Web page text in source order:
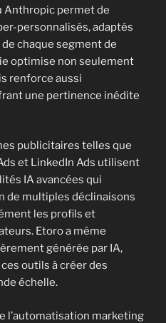
Anthropic permet de
personnalisés, adaptés
chaque segment de
optimise non seulement
renforce aussi
une pertinence inédite
publicitaires telles que
et LinkedIn Ads utilisent
IA avancées qui
de multiples déclinaisons
les profils et
Etoro a même
générée par IA,
outils à créer des
échelle.
l’automatisation marketing